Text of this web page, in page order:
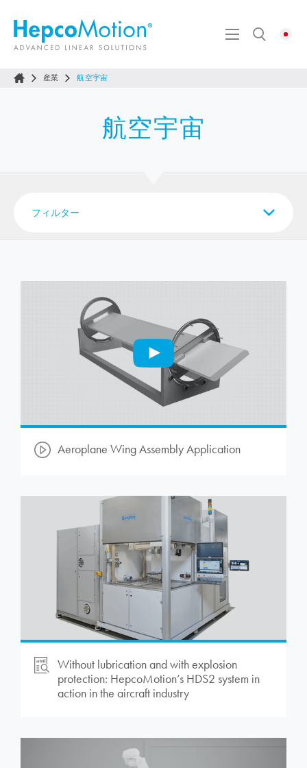
産業 航空宇宙
航空宇宙
フィルター
Aeroplane Wing Assembly Application
Without lubrication and with explosion
protection: HepcoMotion’s HDS2 system in
action in the aircraft industry